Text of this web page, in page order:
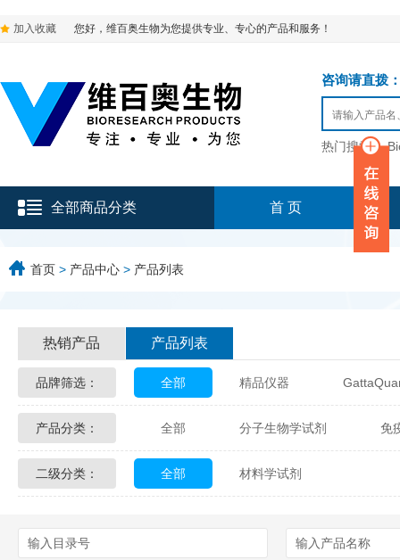
加入收藏 您好，维百奥生物为您提供专业、专心的产品和服务！
咨询请直拨
热门搜索：
全部商品分类 首 页
首页 > 产品中心 > 产品列表
热销产品 产品列表
品牌筛选： 全部 精品仪器
Glycon Biochem Sterlitech
Echelon Biosciences
产品分类： 全部 分子生物学试剂 免
化学及生物化学试剂
二级分类： 全部 材料学试剂